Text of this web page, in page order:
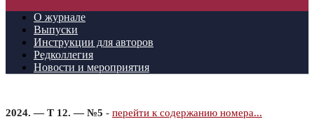
О журнале
Выпуски
Инструкции для авторов
Редколлегия
Новости и мероприятия
2024. — Т 12. — №5 - перейти к содержанию номера...